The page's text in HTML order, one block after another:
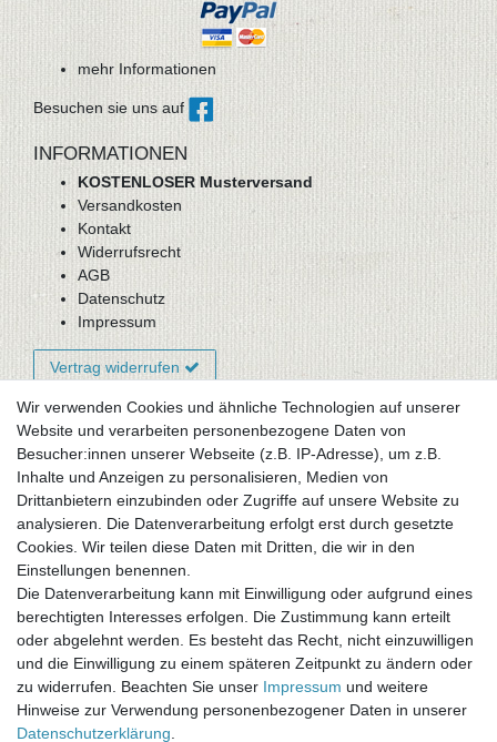
mehr Informationen
Besuchen sie uns auf
INFORMATIONEN
KOSTENLOSER Musterversand
Versandkosten
Kontakt
Widerrufsrecht
AGB
Datenschutz
Impressum
Vertrag widerrufen
Newsletter-Anmeldung
FAQ / Fragen
Mein Warenkorb
Mein Merkzettel
Mein Konto
UNSER LADENGESCHÄFT
Gottlieb-Daimler-Str. 10
33334 Gütersloh
ÖFFNUNGSZEITEN
Montag - Dienstag: 8.00 - 18.00 Uhr, Mittwoch Ruhetag,
Donnerstag: 8.00 - 18.00 Uhr, Freitag 8.00 - 14.00 Uhr
Wir verwenden Cookies und ähnliche Technologien auf unserer
Website und verarbeiten personenbezogene Daten von
Besucher:innen unserer Webseite (z.B. IP-Adresse), um z.B.
Inhalte und Anzeigen zu personalisieren, Medien von
Drittanbietern einzubinden oder Zugriffe auf unsere Website zu
analysieren. Die Datenverarbeitung erfolgt erst durch gesetzte
Cookies. Wir teilen diese Daten mit Dritten, die wir in den
Einstellungen benennen.
Die Datenverarbeitung kann mit Einwilligung oder aufgrund eines
berechtigten Interesses erfolgen. Die Zustimmung kann erteilt
oder abgelehnt werden. Es besteht das Recht, nicht einzuwilligen
und die Einwilligung zu einem späteren Zeitpunkt zu ändern oder
zu widerrufen. Beachten Sie unser Impressum und weitere
Hinweise zur Verwendung personenbezogener Daten in unserer
Daten­schutz­erklärung